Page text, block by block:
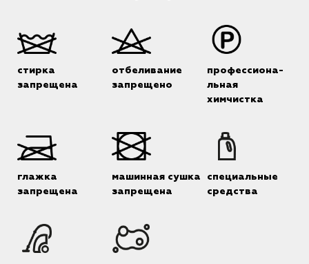
стирка
запрещена
отбеливание
запрещено
профессиона-
льная
химчистка
глажка
запрещена
машинная сушка
запрещена
специальные
средства